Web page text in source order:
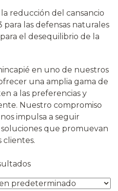
reducción del cansancio
para las defensas naturales
el desequilibrio de la
en uno de nuestros
una amplia gama de
a las preferencias y
Nuestro compromiso
impulsa a seguir
que promuevan
clientes.